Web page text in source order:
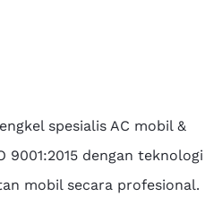
spesialis AC mobil &
9001:2015 dengan teknologi
mobil secara profesional.